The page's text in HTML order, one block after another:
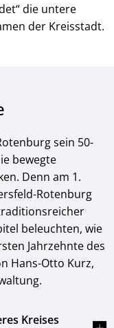
die untere
der Kreisstadt.
sein 50-
bewegte
Denn am 1.
Rotenburg
beleuchten, wie
Jahrzehnte des
Hans-Otto Kurz,
Kreises